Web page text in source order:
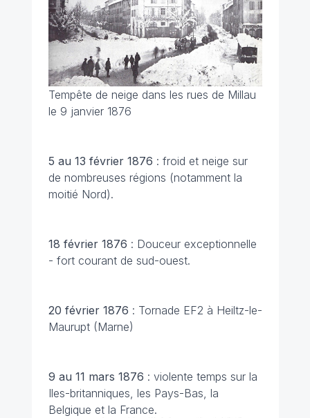
Tempête de neige dans les rues de Millau
le 9 janvier 1876
5 au 13 février 1876 : froid et neige sur
de nombreuses régions (notamment la
moitié Nord).
18 février 1876 : Douceur exceptionnelle
- fort courant de sud-ouest.
20 février 1876 : Tornade EF2 à Heiltz-le-
Maurupt (Marne)
9 au 11 mars 1876 : violente temps sur la
Iles-britanniques, les Pays-Bas, la
Belgique et la France.